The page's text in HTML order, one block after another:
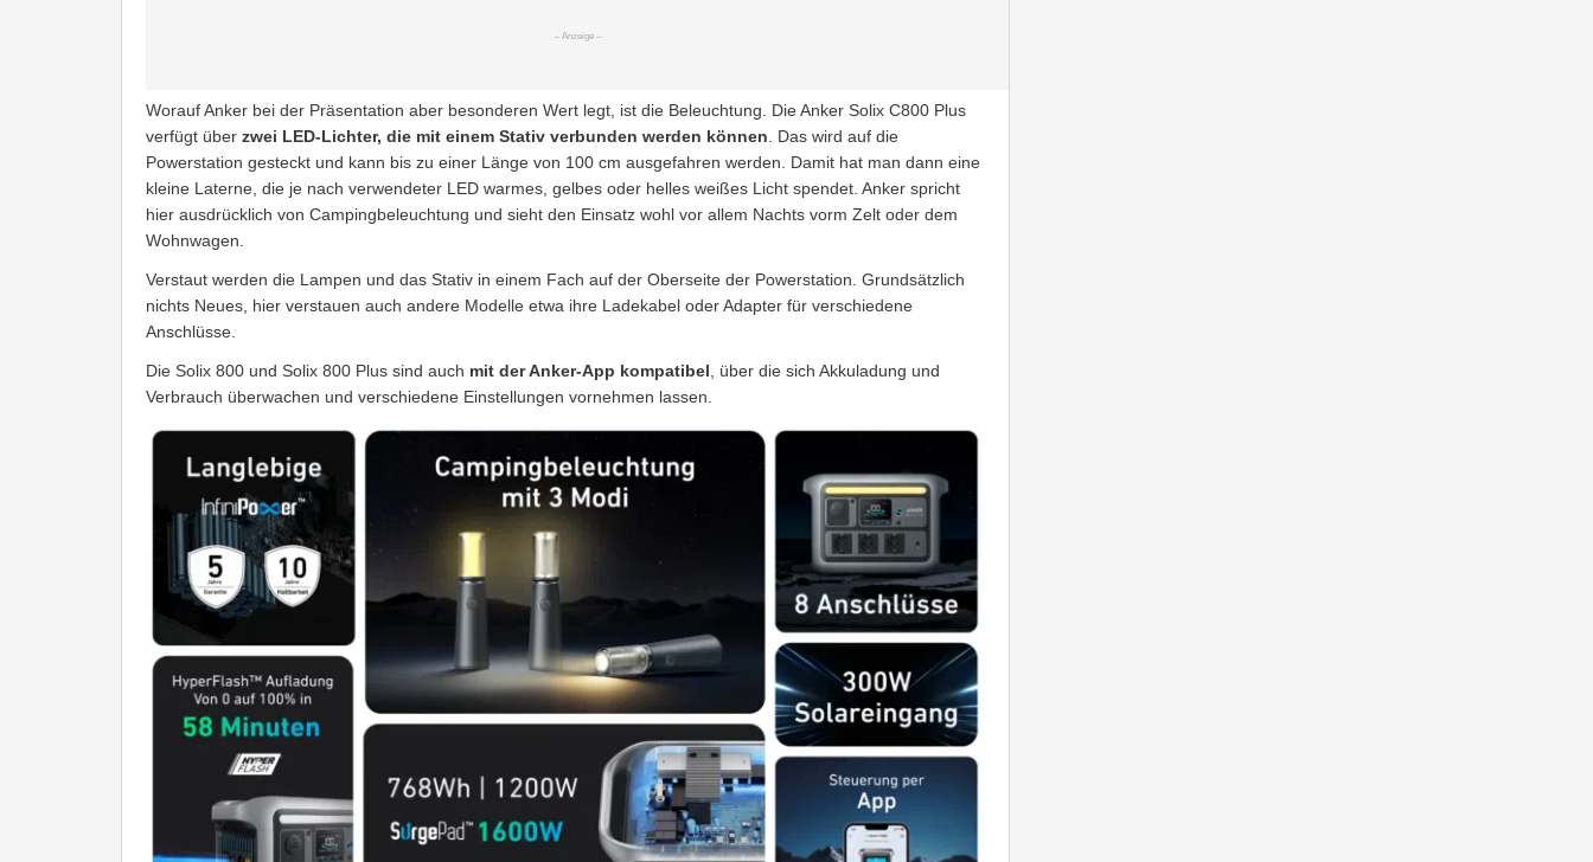
Worauf Anker bei der Präsentation aber besonderen Wert legt, ist die Beleuchtung. Die Anker Solix C800 Plus
verfügt über zwei LED-Lichter, die mit einem Stativ verbunden werden können . Das wird auf die
Powerstation gesteckt und kann bis zu einer Länge von 100 cm ausgefahren werden. Damit hat man dann eine
kleine Laterne, die je nach verwendeter LED warmes, gelbes oder helles weißes Licht spendet. Anker spricht
hier ausdrücklich von Campingbeleuchtung und sieht den Einsatz wohl vor allem Nachts vorm Zelt oder dem
Wohnwagen.
Verstaut werden die Lampen und das Stativ in einem Fach auf der Oberseite der Powerstation. Grundsätzlich
nichts Neues, hier verstauen auch andere Modelle etwa ihre Ladekabel oder Adapter für verschiedene
Anschlüsse.
Die Solix 800 und Solix 800 Plus sind auch mit der Anker-App kompatibel , über die sich Akkuladung und
Verbrauch überwachen und verschiedene Einstellungen vornehmen lassen.